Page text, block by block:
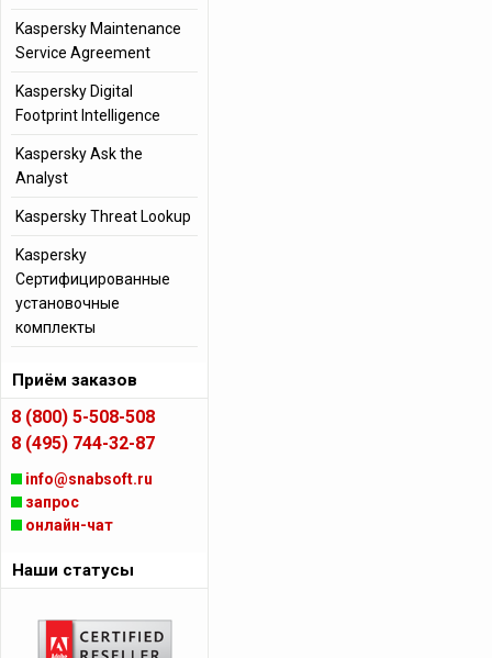
Kaspersky Maintenance
Service Agreement
Kaspersky Digital
Footprint Intelligence
Kaspersky Ask the
Analyst
Kaspersky Threat Lookup
Kaspersky
Сертифицированные
установочные
комплекты
Приём заказов
8 (800) 5-508-508
8 (495) 744-32-87
info@snabsoft.ru
запрос
онлайн-чат
Наши статусы